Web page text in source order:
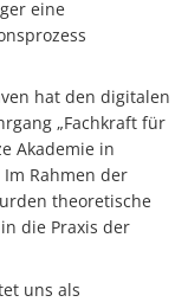
eine
hat den digitalen
„Fachkraft für
Akademie in
Rahmen der
theoretische
die Praxis der
uns als